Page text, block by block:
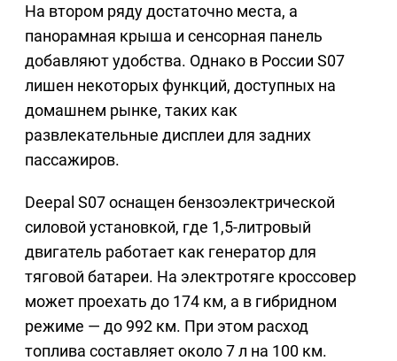
На втором ряду достаточно места, а
панорамная крыша и сенсорная панель
добавляют удобства. Однако в России S07
лишен некоторых функций, доступных на
домашнем рынке, таких как
развлекательные дисплеи для задних
пассажиров.
Deepal S07 оснащен бензоэлектрической
силовой установкой, где 1,5-литровый
двигатель работает как генератор для
тяговой батареи. На электротяге кроссовер
может проехать до 174 км, а в гибридном
режиме — до 992 км. При этом расход
топлива составляет около 7 л на 100 км.